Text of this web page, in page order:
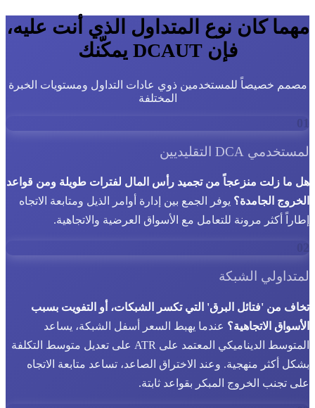
مهما كان نوع المتداول الذي أنت عليه،
فإن DCAUT يمكّنك
مصمم خصيصاً للمستخدمين ذوي عادات التداول ومستويات الخبرة
المختلفة
01
لمستخدمي DCA التقليديين
هل ما زلت منزعجاً من تجميد رأس المال لفترات طويلة ومن قواعد
الخروج الجامدة؟ يوفر الجمع بين إدارة أوامر الذيل ومتابعة الاتجاه
إطاراً أكثر مرونة للتعامل مع الأسواق العرضية والاتجاهية.
لمتداولي الشبكة
تخاف من 'فتائل البرق' التي تكسر الشبكات، أو التفويت بسبب
الأسواق الاتجاهية؟ عندما يهبط السعر أسفل الشبكة، يساعد
المتوسط الديناميكي المعتمد على ATR على تعديل متوسط التكلفة
بشكل أكثر منهجية. وعند الاختراق الصاعد، تساعد متابعة الاتجاه
على تجنب الخروج المبكر بقواعد ثابتة.